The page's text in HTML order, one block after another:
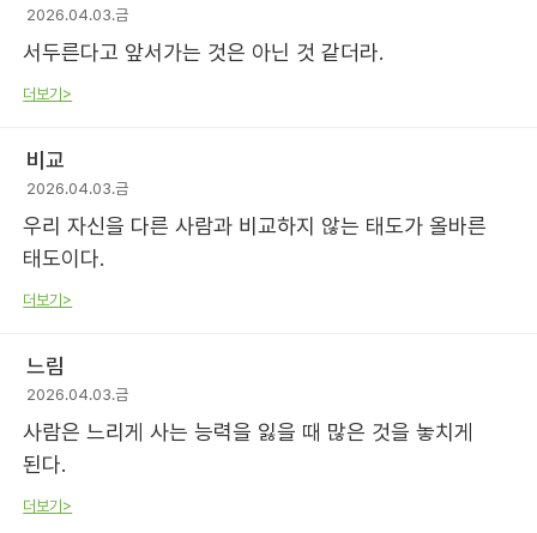
2026.04.03.금
서두른다고 앞서가는 것은 아닌 것 같더라.
더보기>
비교
2026.04.03.금
우리 자신을 다른 사람과 비교하지 않는 태도가 올바른
태도이다.
더보기>
느림
2026.04.03.금
사람은 느리게 사는 능력을 잃을 때 많은 것을 놓치게
된다.
더보기>